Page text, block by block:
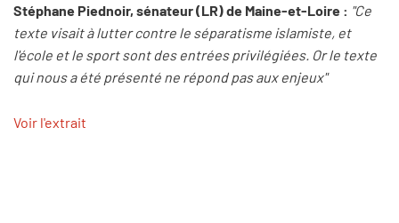
Stéphane Piednoir, sénateur (LR) de Maine-et-Loire : "Ce
texte visait à lutter contre le séparatisme islamiste, et
l'école et le sport sont des entrées privilégiées. Or le texte
qui nous a été présenté ne répond pas aux enjeux"
Voir l'extrait